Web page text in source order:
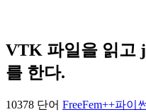
VTK 파일을 읽고
를 한다.
10378 단어 FreeFem++파이썬